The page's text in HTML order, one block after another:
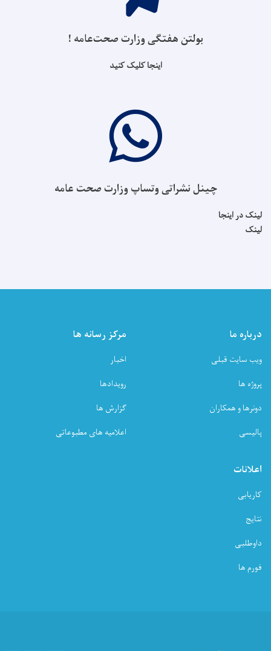
بولتن هفتگی وزارت صحت‌عامه !
اینجا کلیک کنید
چینل نشراتی وتساپ وزارت صحت عامه
لینک در اینجا
لینک
درباره ما
ویب سایت قبلی
پروژه ها
دونرها و همکاران
پالیسی
مرکز رسانه ها
اخبار
رویدادها
گزارش ها
اعلامیه های مطبوعاتی
اعلانات
کاریابی
نتایج
داوطلبی
فورم ها